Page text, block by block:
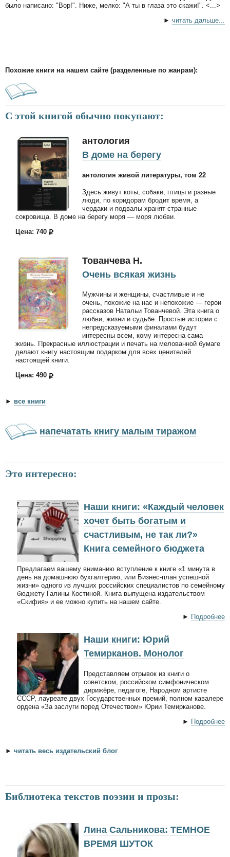
было написано: "Вор!". Ниже, мелко: "А ты в глаза это скажи!". <...>
► читать дальше...
Похожие книги на нашем сайте (разделенные по жанрам):
С этой книгой обычно покупают:
антология
В доме на берегу
антология живой литературы, том 22
Здесь живут коты, собаки, птицы и разные
люди, по коридорам бродит время, а
чердаки и подвалы хранят странные
сокровища. В доме на берегу моря — моря любви.
Цена: 740
Тованчева Н.
Очень всякая жизнь
Мужчины и женщины, счастливые и не
очень, похожие на нас и непохожие — герои
рассказов Натальи Тованчевой. Эта книга о
любви, жизни и судьбе. Простые истории с
непредсказуемыми финалами будут
интересны всем, кому интересна сама
жизнь. Прекрасные иллюстрации и печать на мелованной бумаге
делают книгу настоящим подарком для всех ценителей
настоящей книги.
Цена: 490
► все книги
напечатать книгу малым тиражом
Это интересно:
Наши книги: «Каждый человек
хочет быть богатым и
счастливым, не так ли?»
Книга семейного бюджета
Предлагаем вашему вниманию вступление к книге «1 минута в
день на домашнюю бухгалтерию, или Бизнес-план успешной
жизни» одного из лучших российских специалистов по семейному
бюджету Галины Костиной. Книга выпущена издательством
«Скифия» и ее можно купить на нашем сайте.
► Подробнее
Наши книги: Юрий
Темирканов. Монолог
Представляем отрывок из книги о
советском, российском симфоническом
дирижёре, педагоге, Народном артисте
СССР, лауреате двух Государственных премий, полном кавалере
ордена «За заслуги перед Отечеством» Юрии Темирканове.
► Подробнее
► читать весь издательский блог
Библиотека текстов поэзии и прозы:
Лина Сальникова: ТЕМНОЕ
ВРЕМЯ ШУТОК